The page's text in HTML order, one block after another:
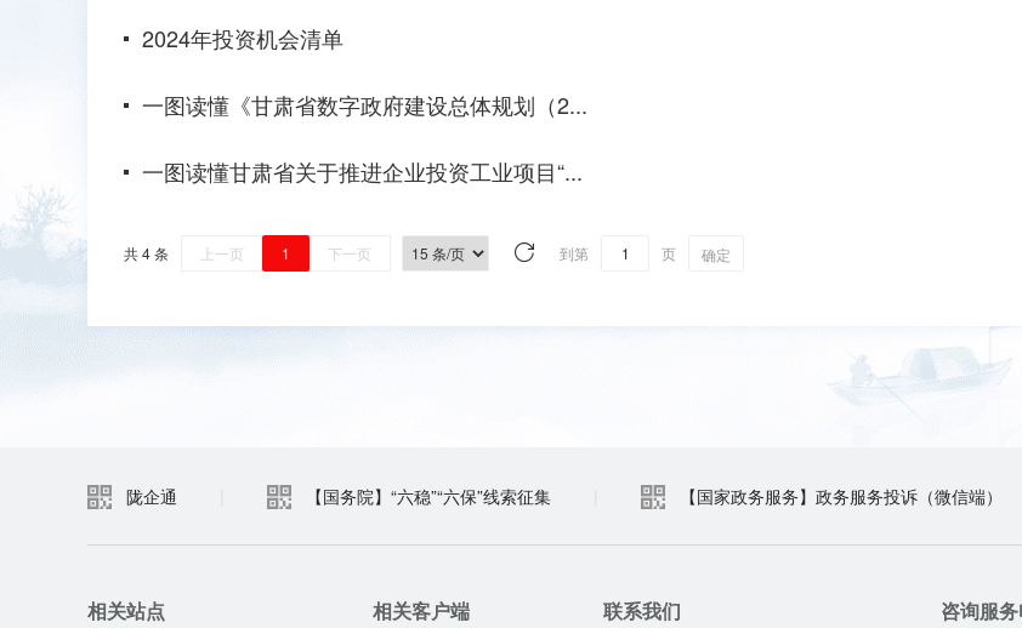
2024年投资机会清单
一图读懂《甘肃省数字政府建设总体规划（2...
一图读懂甘肃省关于推进企业投资工业项目“...
共 4 条 上一页 1 下一页 到第 页 确定
陇企通 【国务院】“六稳”“六保”线索征集 【国家政务服务】政务服务投诉（微信端）
相关站点 相关客户端 联系我们 咨询服